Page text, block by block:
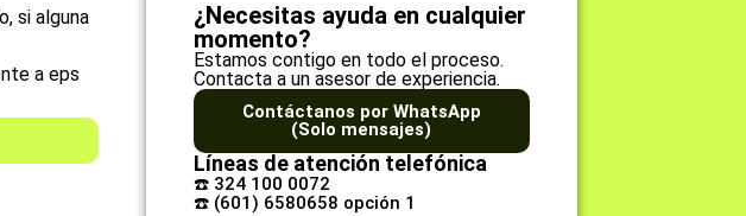
si alguna
a eps
¿Necesitas ayuda en cualquier
momento?
Estamos contigo en todo el proceso.
Contacta a un asesor de experiencia.
Contáctanos por WhatsApp
(Solo mensajes)
Líneas de atención telefónica
☎️ 324 100 0072
☎️ (601) 6580658 opción 1